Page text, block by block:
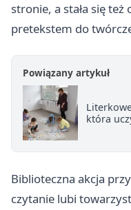
stronie, a stała się
pretekstem do
Powiązany artykuł
która
Biblioteczna akcja
czytanie lubi